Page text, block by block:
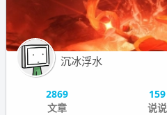
沉冰浮水
2869
文章
159
说说